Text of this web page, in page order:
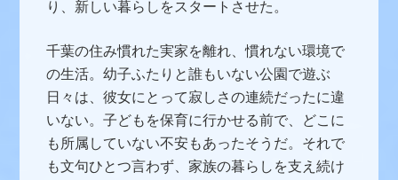
り、新しい暮らしをスタートさせた。
千葉の住み慣れた実家を離れ、慣れない環境で
の生活。幼子ふたりと誰もいない公園で遊ぶ
日々は、彼女にとって寂しさの連続だったに違
いない。子どもを保育に行かせる前で、どこに
も所属していない不安もあったそうだ。それで
も文句ひとつ言わず、家族の暮らしを支え続け